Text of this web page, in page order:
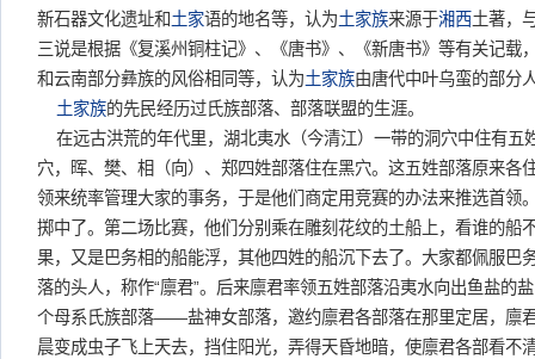
新石器文化遗址和土家语的地名等，认为土家族来源于湘西土著，
三说是根据《复溪州铜柱记》、《唐书》、《新唐书》等有关记载
和云南部分彝族的风俗相同等，认为土家族由唐代中叶乌蛮的部分
土家族的先民经历过氏族部落、部落联盟的生涯。
在远古洪荒的年代里，湖北夷水（今清江）一带的洞穴中住有五
穴，晖、樊、相（向）、郑四姓部落住在黑穴。这五姓部落原来各
领来统率管理大家的事务，于是他们商定用竞赛的办法来推选首领
掷中了。第二场比赛，他们分别乘在雕刻花纹的土船上，看谁的船
果，又是巴务相的船能浮，其他四姓的船沉下去了。大家都佩服巴
落的头人，称作“廪君”。后来廪君率领五姓部落沿夷水向出鱼盐的
个母系氏族部落——盐神女部落，邀约廪君各部落在那里定居，廪
晨变成虫子飞上天去，挡住阳光，弄得天昏地暗，使廪君各部看不